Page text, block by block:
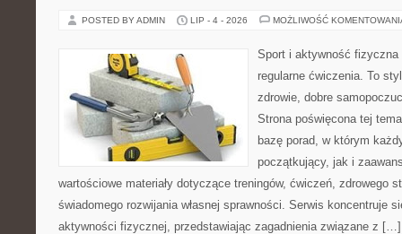
POSTED BY ADMIN LIP - 4 - 2026 MOŻLIWOŚĆ
Sport i aktywność
regularne ćwiczenia. To
zdrowie, dobre
Strona poświęcona tej
bazę porad, w którym
początkujący, jak i
wartościowe materiały dotyczące treningów, ćwiczeń, zdrowego
świadomego rozwijania własnej sprawności. Serwis koncentruje
aktywności fizycznej, przedstawiając zagadnienia związane z […]